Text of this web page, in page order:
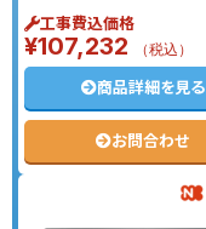
工事費込価格
¥107,232 （税込）
商品詳細を見る
お問合わせ